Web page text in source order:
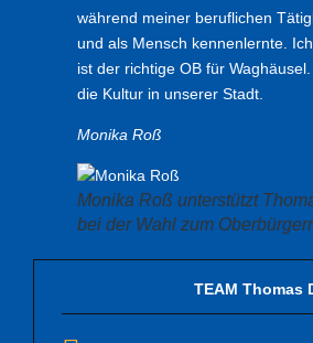
während meiner beruflichen
und als Mensch kennenlernte.
ist der richtige OB für
die Kultur in unserer Stadt.
Monika Roß
Monika Roß unterstützt
bei der Wahl zum
TEAM Thomas